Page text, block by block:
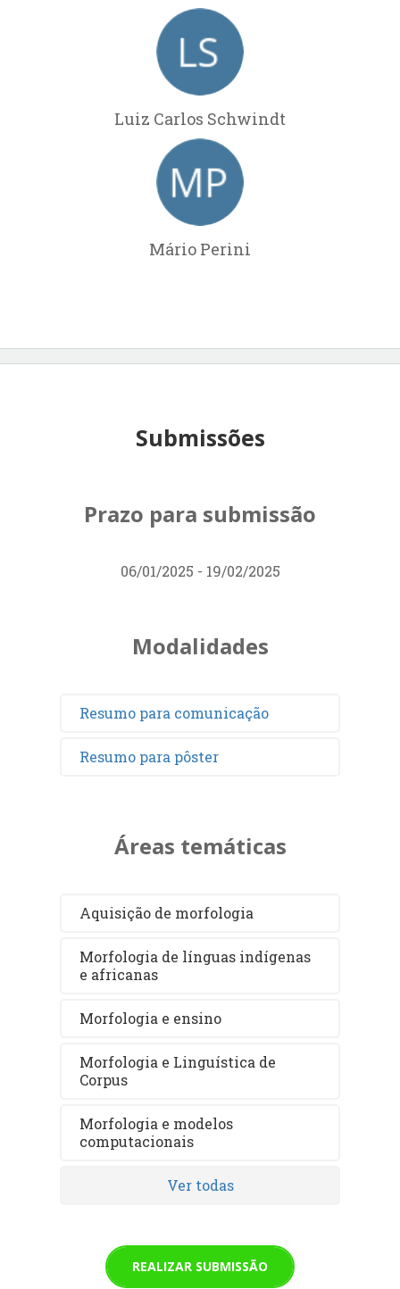
Luiz Carlos Schwindt
Mário Perini
Submissões
Prazo para submissão
06/01/2025 - 19/02/2025
Modalidades
Resumo para comunicação
Resumo para pôster
Áreas temáticas
Aquisição de morfologia
Morfologia de línguas indígenas
e africanas
Morfologia e ensino
Morfologia e Linguística de
Corpus
Morfologia e modelos
computacionais
Ver todas
REALIZAR SUBMISSÃO